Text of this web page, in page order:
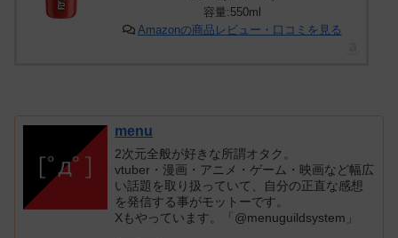
容量:550ml
Amazonの商品レビュー・口コミを見る
menu
2次元全般が好きな所謂オタク。
vtuber・漫画・アニメ・ゲーム・映画など幅広
い話題を取り扱っていて、自分の正直な感想
を発信する事がモットーです。
Xもやっています。「@menuguildsystem」